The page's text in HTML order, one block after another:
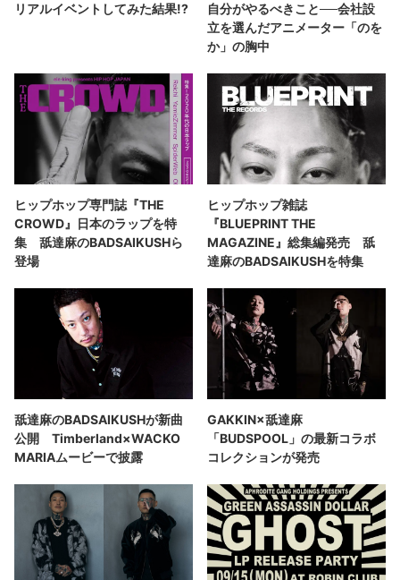
リアルイベントしてみた結果!?
自分がやるべきこと──会社設
立を選んだアニメーター「のを
か」の胸中
ヒップホップ専門誌『THE
CROWD』日本のラップを特
集 舐達麻のBADSAIKUSHら
登場
ヒップホップ雑誌
『BLUEPRINT THE
MAGAZINE』総集編発売 舐
達麻のBADSAIKUSHを特集
舐達麻のBADSAIKUSHが新曲
公開 Timberland×WACKO
MARIAムービーで披露
GAKKIN×舐達麻
「BUDSPOOL」の最新コラボ
コレクションが発売